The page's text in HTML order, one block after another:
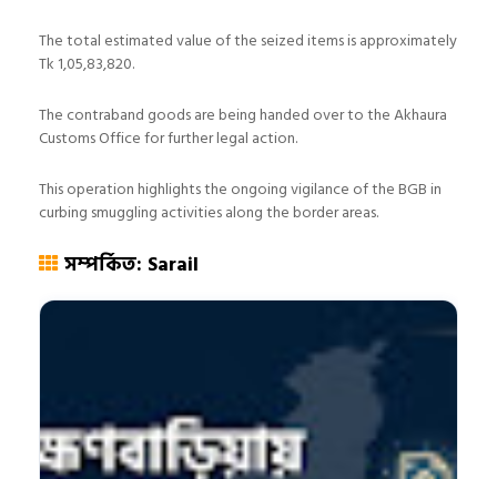
The total estimated value of the seized items is approximately
Tk 1,05,83,820.
The contraband goods are being handed over to the Akhaura
Customs Office for further legal action.
This operation highlights the ongoing vigilance of the BGB in
curbing smuggling activities along the border areas.
সম্পর্কিত: Sarail